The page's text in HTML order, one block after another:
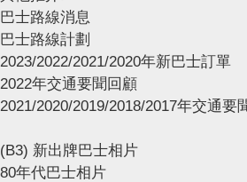
巴士路線消息
巴士路線計劃
2023/2022/2021/2020年新巴士訂單
2022年交通要聞回顧
2021/2020/2019/2018/2017年交通要
(B3) 新出牌巴士相片
80年代巴士相片